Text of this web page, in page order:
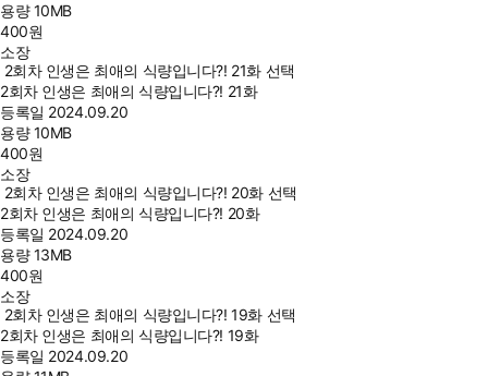
용량10MB
400원
소장
2회차 인생은 최애의 식량입니다?! 21화 선택
2회차 인생은 최애의 식량입니다?! 21화
등록일 2024.09.20
용량10MB
400원
소장
2회차 인생은 최애의 식량입니다?! 20화 선택
2회차 인생은 최애의 식량입니다?! 20화
등록일 2024.09.20
용량13MB
400원
소장
2회차 인생은 최애의 식량입니다?! 19화 선택
2회차 인생은 최애의 식량입니다?! 19화
등록일 2024.09.20